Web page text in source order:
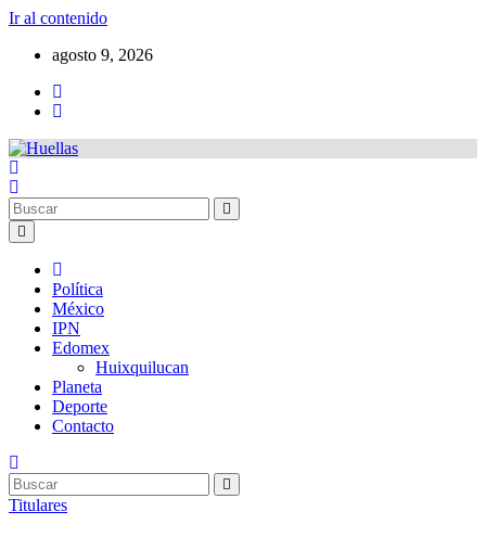
Ir al contenido
agosto 9, 2026
Política
México
IPN
Edomex
Huixquilucan
Planeta
Deporte
Contacto
Titulares